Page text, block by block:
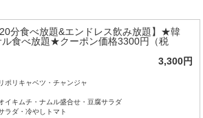
分食べ放題&エンドレス飲み放題】★韓
ル食べ放題★クーポン価格3300円（税
ポリキャベツ・チャンジャ
イキムチ・ナムル盛合せ・豆腐サラダ
ラダ・冷やしトマト
3,300円